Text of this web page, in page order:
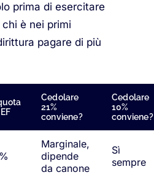
prima di esercitare
chi è nei primi
pagare di più
Cedolare
21%
conviene?
Cedolare
10%
conviene?
Marginale,
dipende
da canone
Sì
sempre